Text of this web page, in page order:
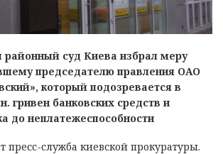
суд Киева избрал меру
председателю правления ОАО
который подозревается в
гривен банковских средств и
до неплатежеспособности
пресс-служба киевской прокуратуры.